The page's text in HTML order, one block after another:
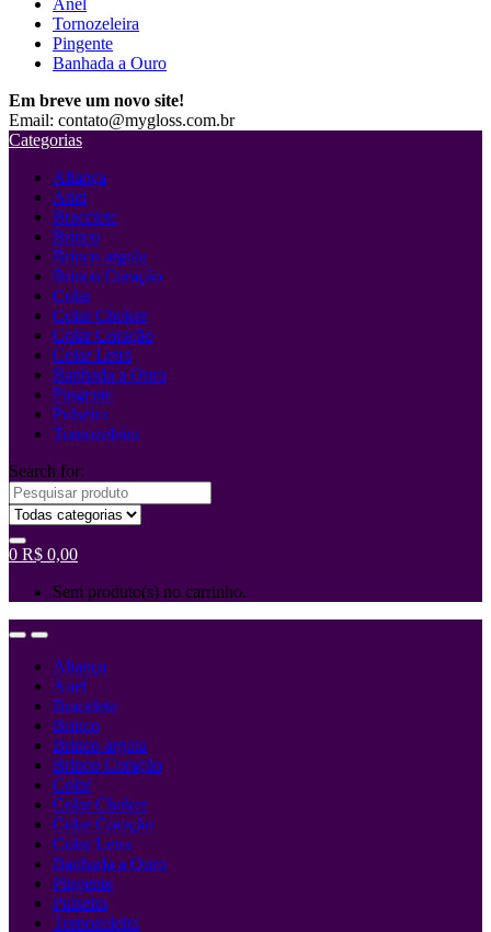
Anel
Tornozeleira
Pingente
Banhada a Ouro
Em breve um novo site!
Email: contato@mygloss.com.br
Categorias
Aliança
Anel
Bracelete
Brinco
Brinco argola
Brinco Coração
Colar
Colar Choker
Colar Coração
Colar Letra
Banhada a Ouro
Pingente
Pulseira
Tornozeleira
Search for:
0 R$ 0,00
Sem produto(s) no carrinho.
Aliança
Anel
Bracelete
Brinco
Brinco argola
Brinco Coração
Colar
Colar Choker
Colar Coração
Colar Letra
Banhada a Ouro
Pingente
Pulseira
Tornozeleira